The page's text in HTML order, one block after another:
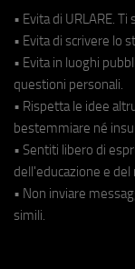
• Evita di URLARE. Ti
• Evita di scrivere lo
• Evita in luoghi
questioni personali.
• Rispetta le idee
bestemmiare né
• Sentiti libero di
dell'educazione e
• Non inviare
simili.